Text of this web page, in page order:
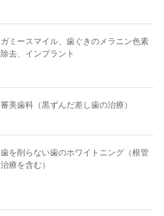
ガミースマイル、歯ぐきのメラニン色素
除去、インプラント
審美歯科（黒ずんだ差し歯の治療）
歯を削らない歯のホワイトニング（根管
治療を含む）